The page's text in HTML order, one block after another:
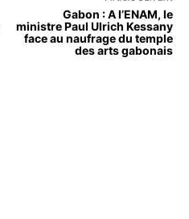
Gabon : A l’ENAM, le
ministre Paul Ulrich Kessany
face au naufrage du temple
des arts gabonais